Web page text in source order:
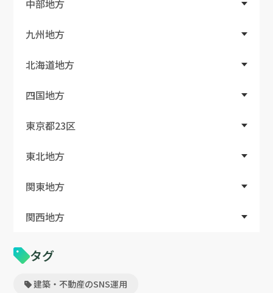
中部地方
九州地方
北海道地方
四国地方
東京都23区
東北地方
関東地方
関西地方
タグ
建築・不動産のSNS運用